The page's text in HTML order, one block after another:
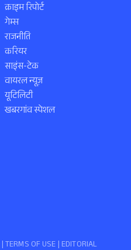
क्राइम रिपोर्ट
गेम्स
राजनीति
करियर
साइंस-टेक
वायरल न्यूज़
यूटिलिटी
खबरगांव स्पेशल
|TERMS OF USE | EDITORIAL